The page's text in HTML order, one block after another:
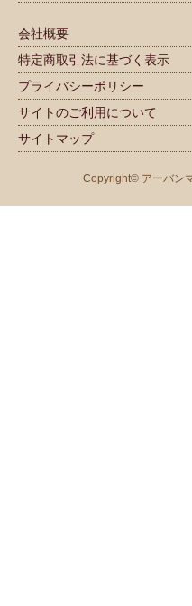
会社概要
特定商取引法に基づく表示
プライバシーポリシー
サイトのご利用について
サイトマップ
Copyright© アーバン